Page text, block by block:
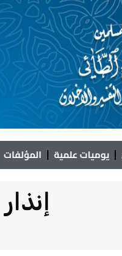
يوميات علمية المؤلفات